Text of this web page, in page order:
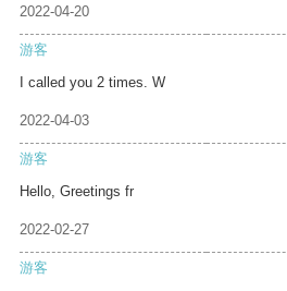
2022-04-20
游客
I called you 2 times. W
2022-04-03
游客
Hello, Greetings fr
2022-02-27
游客